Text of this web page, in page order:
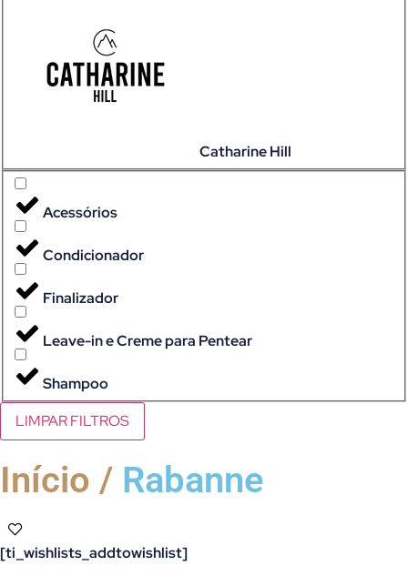
Catharine Hill
Acessórios
Condicionador
Finalizador
Leave-in e Creme para Pentear
Shampoo
LIMPAR FILTROS
Início / Rabanne
[ti_wishlists_addtowishlist]